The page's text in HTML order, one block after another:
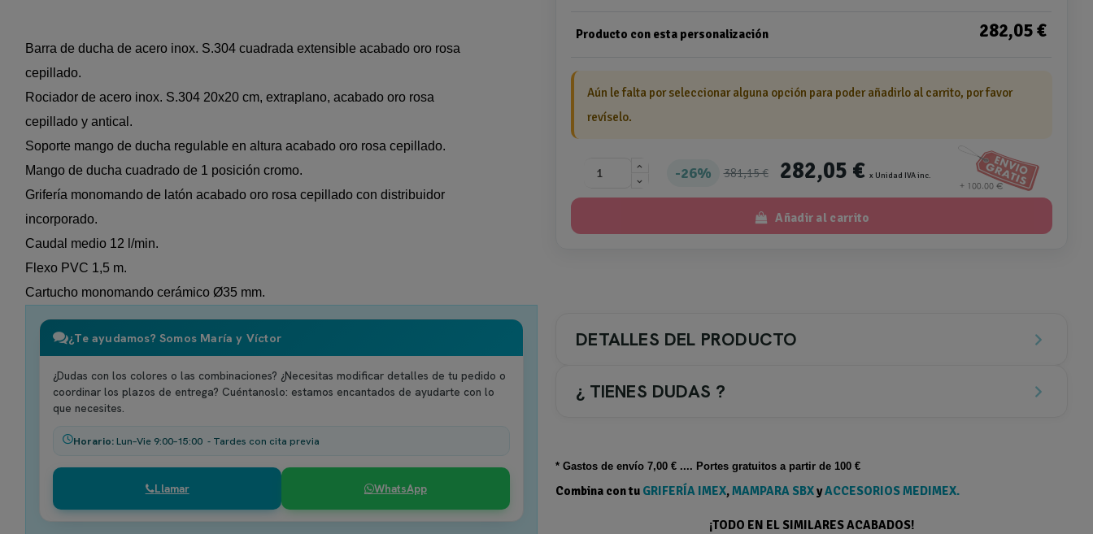
Barra de ducha de acero inox. S.304 cuadrada extensible acabado oro rosa
cepillado.
Rociador de acero inox. S.304 20x20 cm, extraplano, acabado oro rosa
cepillado y antical.
Soporte mango de ducha regulable en altura acabado oro rosa cepillado.
Mango de ducha cuadrado de 1 posición cromo.
Grifería monomando de latón acabado oro rosa cepillado con distribuidor
incorporado.
Caudal medio 12 l/min.
Flexo PVC 1,5 m.
Cartucho monomando cerámico Ø35 mm.
¿Te ayudamos? Somos María y Víctor
¿Dudas con los colores o las combinaciones? ¿Necesitas modificar detalles de tu pedido o
coordinar los plazos de entrega? Cuéntanoslo: estamos encantados de ayudarte con lo
que necesites.
Horario:Lun–Vie 9:00–15:00 - Tardes con cita previa
Llamar WhatsApp
Producto con esta personalización 282,05 €
Aún le falta por seleccionar alguna opción para poder añadirlo al carrito, por favor
revíselo.
26% 381,15 € 282,05 € x Unidad IVA inc.
Añadir al carrito
DETALLES DEL PRODUCTO
¿ TIENES DUDAS ?
* Gastos deenvío 7,00 € .... Portes gratuitos a partir de 100 €
Combina con tu GRIFERÍA IMEX,MAMPARA SBXyACCESORIOS MEDIMEX.
¡TODO EN EL SIMILARES ACABADOS!